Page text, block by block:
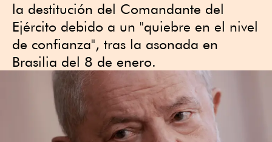
la destitución del Comandante del
Ejército debido a un "quiebre en el nivel
de confianza", tras la asonada en
Brasilia del 8 de enero.